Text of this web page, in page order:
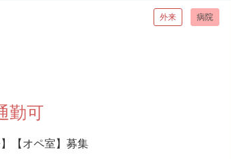
外来 病院
勤可
】【オペ室】募集